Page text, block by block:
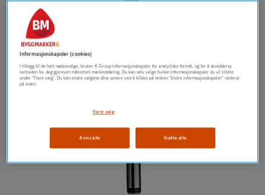
Informasjonskapsler (cookies)
I tillegg til de helt nødvendige, bruker K Group informasjonskapsler for analytiske formål, og for å skreddersy
nettsiden for deg gjennom målrettet markedsføring. Du kan selv velge hvilke informasjonskapsler du vil tillate
under "Flere valg". Du kan endre valgene dine senere ved å klikke på lenken "Endre informasjonskapsler" nederst
på siden.
Flere valg
Avvis alle Godta alle